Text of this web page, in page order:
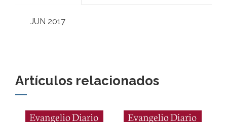
JUN 2017
Artículos relacionados